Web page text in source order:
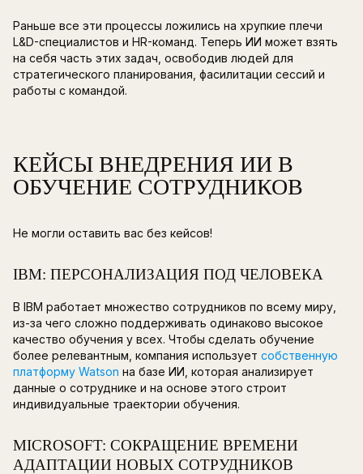
2 LEARNING IN THE FLOW OF
таком случае ИИ может:
формировать теоретические модули по
объяснять сложный момент на актуальных
Это особенно важно для распределенных
сотрудник хочет получить помощь в момент
взаимодействия с задачей.
3 АВТОМАТИЗАЦИЯ РУТИНЫ